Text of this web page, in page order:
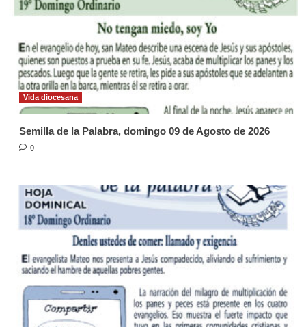
Vida diocesana
Semilla de la Palabra, domingo 09 de Agosto de 2026
0